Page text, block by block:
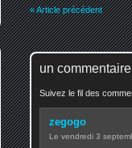
« Article précédent
un commentaire
Suivez le fil des
zegogo
Le vendredi 3